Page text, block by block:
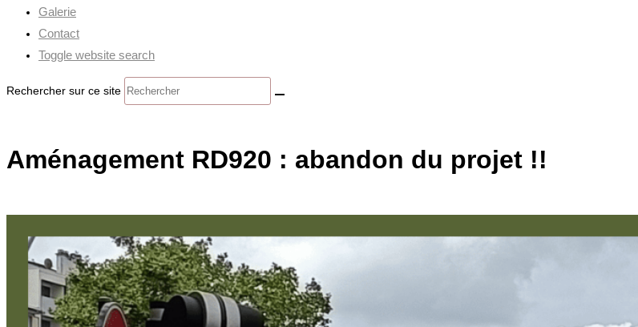
Galerie
Contact
Toggle website search
Rechercher sur ce site
Aménagement RD920 : abandon du projet !!